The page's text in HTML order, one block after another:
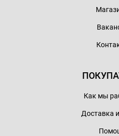
Как мы
Доставка